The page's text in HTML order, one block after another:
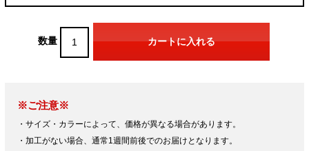
数量
※ご注意※
・サイズ・カラーによって、価格が異なる場合があります。
・加工がない場合、通常1週間前後でのお届けとなります。